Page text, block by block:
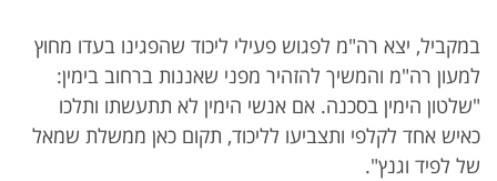
במקביל, יצא רה"מ לפגוש פעילי ליכוד שהפגינו בעדו מחוץ
למעון רה"מ והמשיך להזהיר מפני שאננות ברחוב בימין:
"שלטון הימין בסכנה. אם אנשי הימין לא תתעשתו ותלכו
כאיש אחד לקלפי ותצביעו לליכוד, תקום כאן ממשלת שמאל
של לפיד וגנץ".